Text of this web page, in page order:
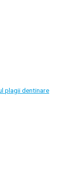
plagii dentinare